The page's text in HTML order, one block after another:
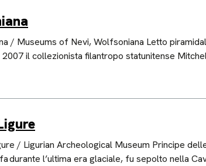
/ Museums of Nevi, Wolfsoniana Letto
il collezionista filantropo statunitense
/ Ligurian Archeological Museum Principe
durante l’ultima era glaciale, fu sepolto nella